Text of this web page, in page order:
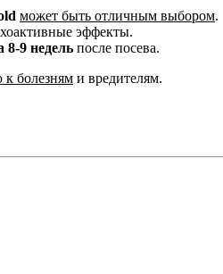
может быть отличным выбором.
эффекты.
8-9 недель после посева.
к болезням и вредителям.